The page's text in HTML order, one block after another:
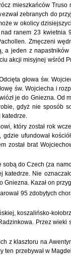
mieszkańców
zebranych do
w okolicy
ranem 23
Zmęczeni
jeden z
misyjnej wśród
głowa św.
św. Wojciecha i
je do Gniezna.
gdyż nie sposób
katedrze.
który został rok
ufundował
został brat
do Czech (za
Nie
Kazał on
95 zdobytych
koszalińsko-
Przez
z klasztoru na
przebywał w